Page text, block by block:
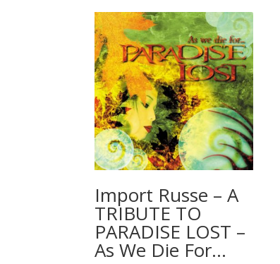
Import Russe – A
TRIBUTE TO
PARADISE LOST –
As We Die For…